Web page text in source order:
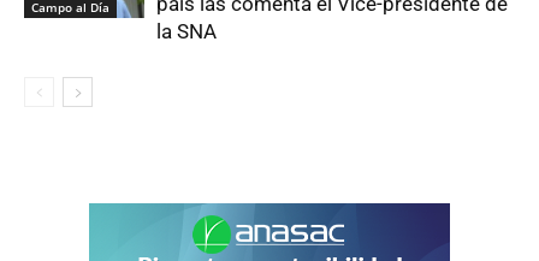
Campo al Día
la SNA